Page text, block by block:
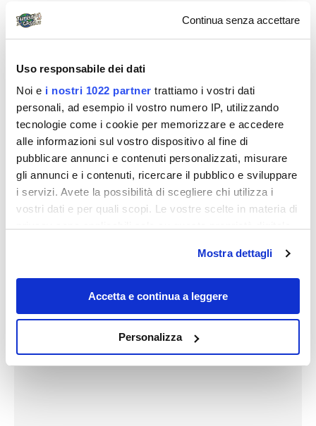
Continua senza accettare
Uso responsabile dei dati
Noi e i nostri 1022 partner trattiamo i vostri dati
personali, ad esempio il vostro numero IP, utilizzando
tecnologie come i cookie per memorizzare e accedere
alle informazioni sul vostro dispositivo al fine di
pubblicare annunci e contenuti personalizzati, misurare
gli annunci e i contenuti, ricercare il pubblico e sviluppare
i servizi. Avete la possibilità di scegliere chi utilizza i
vostri dati e per quali scopi. Le vostre scelte in materia di
modificare o revocare il proprio consenso in qualsiasi
momento dalla Dichiarazione sui cookie o facendo clic
sull'icona di attivazione della privacy.
raccogliere informazioni sulla tua posizione
geografica, con un'approssimazione di qualche
Mostra dettagli
Accetta e continua a leggere
Personalizza
alla “Top of Europe”, la
d’Europa